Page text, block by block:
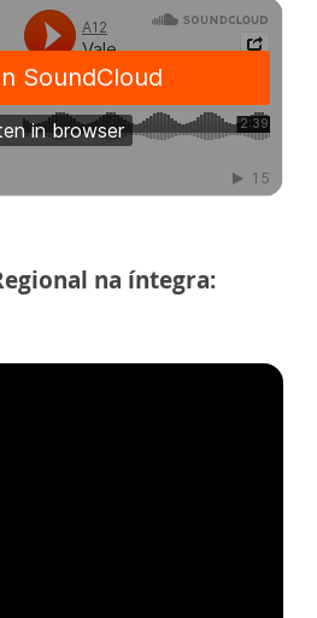
na íntegra: